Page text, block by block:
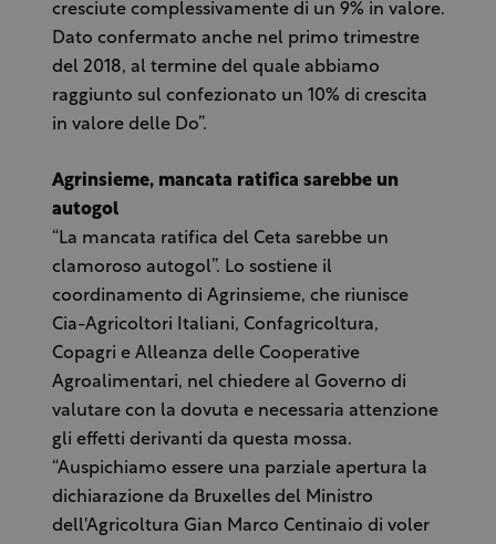
cresciute complessivamente di un 9% in valore.
Dato confermato anche nel primo trimestre
del 2018, al termine del quale abbiamo
raggiunto sul confezionato un 10% di crescita
in valore delle Do”.
Agrinsieme, mancata ratifica sarebbe un
autogol
“La mancata ratifica del Ceta sarebbe un
clamoroso autogol”. Lo sostiene il
coordinamento di Agrinsieme, che riunisce
Cia-Agricoltori Italiani, Confagricoltura,
Copagri e Alleanza delle Cooperative
Agroalimentari, nel chiedere al Governo di
valutare con la dovuta e necessaria attenzione
gli effetti derivanti da questa mossa.
“Auspichiamo essere una parziale apertura la
dichiarazione da Bruxelles del Ministro
dell'Agricoltura Gian Marco Centinaio di voler